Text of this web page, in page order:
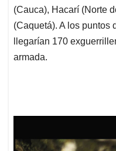
(Cauca), Hacarí (Norte
(Caquetá). A los puntos
llegarían 170
armada.